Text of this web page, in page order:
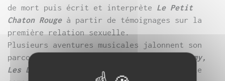
de mort puis écrit et interprète Le Petit
Chaton Rougeà partir de témoignages sur la
première relation sexuelle.
Plusieurs aventures musicales jalonnent son
parcours multifacettes (
Ocelot, Class Enemy,
Les Lyriques Shakers
…) pour lesquelles elle